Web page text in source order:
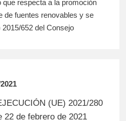
que respecta a la promoción
de fuentes renovables y se
652 del Consejo
(UE) 2021/280
22 de febrero de 2021